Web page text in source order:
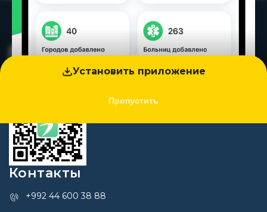
Установить приложение
Пропустить
Контакты
+992 44 600 38 88